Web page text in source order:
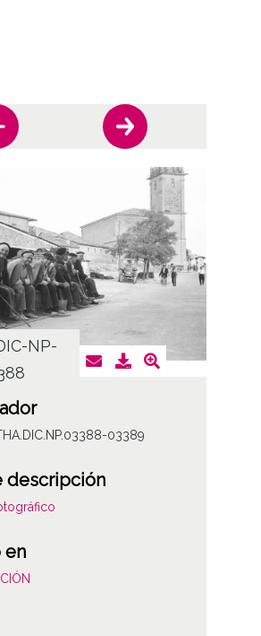
NP-
03389
descripción
en